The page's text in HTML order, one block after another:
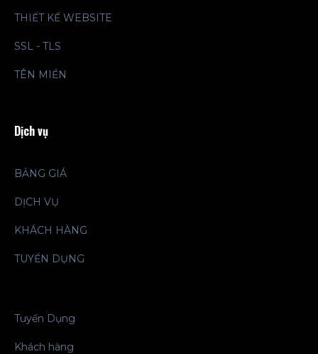
THIẾT KẾ WEBSITE
SSL - TLS
TÊN MIỀN
Dịch vụ
BẢNG GIÁ
DỊCH VỤ
KHÁCH HÀNG
TUYỂN DỤNG
Tuyển Dụng
Khách hàng